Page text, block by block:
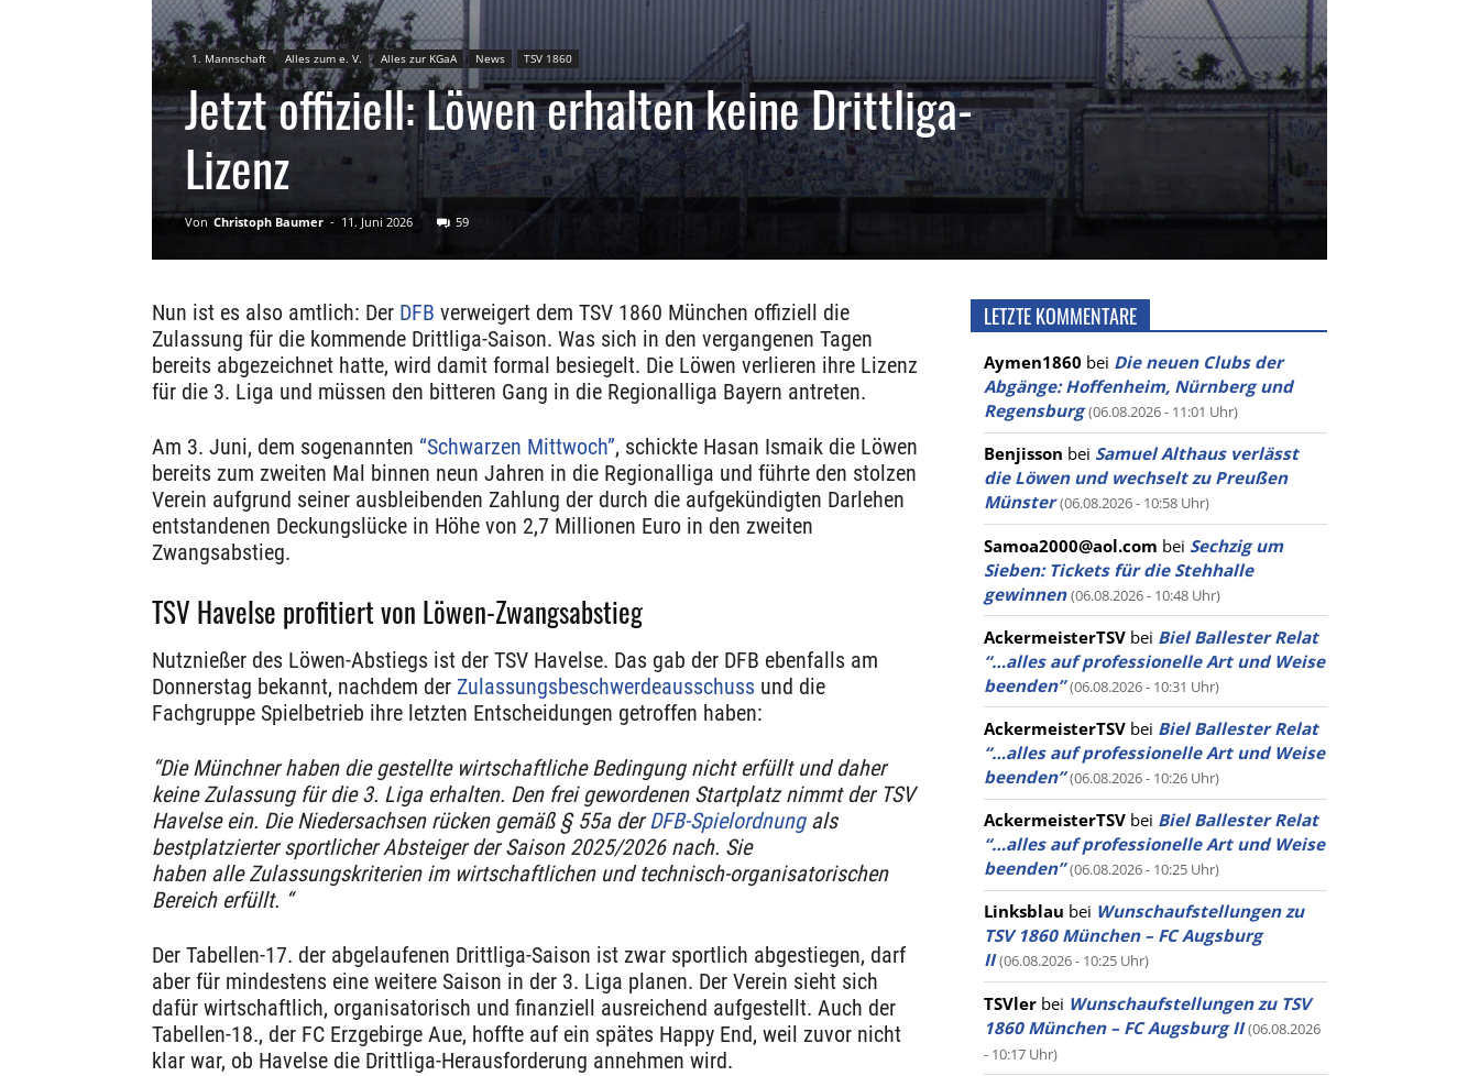
1. Mannschaft Alles zum e. V. Alles zur KGaA News TSV 1860
Jetzt offiziell: Löwen erhalten keine Drittliga-
Lizenz
Von Christoph Baumer - 11. Juni 2026 59
Nun ist es also amtlich: Der DFB verweigert dem TSV 1860 München offiziell die
Zulassung für die kommende Drittliga-Saison. Was sich in den vergangenen Tagen
bereits abgezeichnet hatte, wird damit formal besiegelt. Die Löwen verlieren ihre Lizenz
für die 3. Liga und müssen den bitteren Gang in die Regionalliga Bayern antreten.
Am 3. Juni, dem sogenannten “Schwarzen Mittwoch”, schickte Hasan Ismaik die Löwen
bereits zum zweiten Mal binnen neun Jahren in die Regionalliga und führte den stolzen
Verein aufgrund seiner ausbleibenden Zahlung der durch die aufgekündigten Darlehen
entstandenen Deckungslücke in Höhe von 2,7 Millionen Euro in den zweiten
Zwangsabstieg.
TSV Havelse profitiert von Löwen-Zwangsabstieg
Nutznießer des Löwen-Abstiegs ist der TSV Havelse. Das gab der DFB ebenfalls am
Donnerstag bekannt, nachdem der Zulassungsbeschwerdeausschuss und die
Fachgruppe Spielbetrieb ihre letzten Entscheidungen getroffen haben:
“Die Münchner haben die gestellte wirtschaftliche Bedingung nicht erfüllt und daher
keine Zulassung für die 3. Liga erhalten. Den frei gewordenen Startplatz nimmt der TSV
Havelse ein. Die Niedersachsen rücken gemäß § 55a derDFB-Spielordnungals
bestplatzierter sportlicher Absteiger der Saison 2025/2026 nach. Sie
haben alle Zulassungskriterien im wirtschaftlichen und technisch-organisatorischen
Bereich erfüllt. “
Der Tabellen-17. der abgelaufenen Drittliga-Saison ist zwar sportlich abgestiegen, darf
aber für mindestens eine weitere Saison in der 3. Liga planen. Der Verein sieht sich
dafür wirtschaftlich, organisatorisch und finanziell ausreichend aufgestellt. Auch der
Tabellen-18., der FC Erzgebirge Aue, hoffte auf ein spätes Happy End, weil zuvor nicht
klar war, ob Havelse die Drittliga-Herausforderung annehmen wird.
LETZTE KOMMENTARE
Aymen1860 bei Die neuen Clubs der
Abgänge: Hoffenheim, Nürnberg und
Regensburg (06.08.2026 - 11:01 Uhr)
Benjisson bei Samuel Althaus verlässt
die Löwen und wechselt zu Preußen
Münster (06.08.2026 - 10:58 Uhr)
Samoa2000@aol.com bei Sechzig um
Sieben: Tickets für die Stehhalle
gewinnen (06.08.2026 - 10:48 Uhr)
AckermeisterTSV bei Biel Ballester Relat
“…alles auf professionelle Art und Weise
beenden” (06.08.2026 - 10:31 Uhr)
AckermeisterTSV bei Biel Ballester Relat
“…alles auf professionelle Art und Weise
beenden” (06.08.2026 - 10:26 Uhr)
AckermeisterTSV bei Biel Ballester Relat
“…alles auf professionelle Art und Weise
beenden” (06.08.2026 - 10:25 Uhr)
Linksblau bei Wunschaufstellungen zu
TSV 1860 München – FC Augsburg
II (06.08.2026 - 10:25 Uhr)
TSVler bei Wunschaufstellungen zu TSV
1860 München – FC Augsburg II (06.08.2026
- 10:17 Uhr)